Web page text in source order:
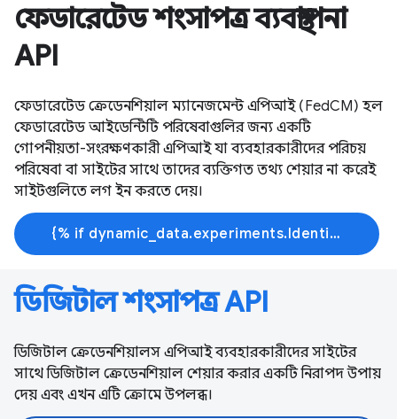
ফেডারেটেড শংসাপত্র ব্যবস্থাপনা
API
ফেডারেটেড ক্রেডেনশিয়াল ম্যানেজমেন্ট এপিআই (FedCM) হল
ফেডারেটেড আইডেন্টিটি পরিষেবাগুলির জন্য একটি
গোপনীয়তা-সংরক্ষণকারী এপিআই যা ব্যবহারকারীদের পরিচয়
পরিষেবা বা সাইটের সাথে তাদের ব্যক্তিগত তথ্য শেয়ার না করেই
সাইটগুলিতে লগ ইন করতে দেয়।
{% if dynamic_data.experiments.IdentityButtonTextFeature.button_variant == 'variant_a' %}আরো জানুন{% else %}শেখা শুরু করুন{% endif %}
ডিজিটাল শংসাপত্র API
ডিজিটাল ক্রেডেনশিয়ালস এপিআই ব্যবহারকারীদের সাইটের
সাথে ডিজিটাল ক্রেডেনশিয়াল শেয়ার করার একটি নিরাপদ উপায়
দেয় এবং এখন এটি ক্রোমে উপলব্ধ।